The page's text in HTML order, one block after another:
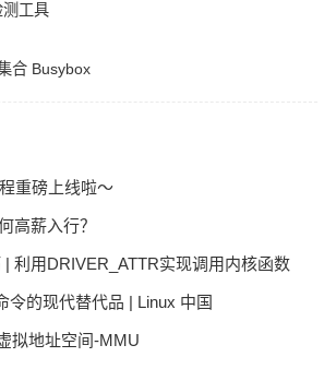
工具
合 Busybox
重磅上线啦～
高薪入行？
| 利用DRIVER_ATTR实现调用内核函数
令的现代替代品 | Linux 中国
拟地址空间-MMU